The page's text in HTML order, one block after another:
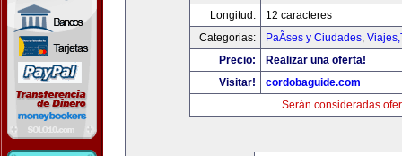
Longitud:
12 caracteres
Categorias:
PaÃ­ses y Ciudades,
Precio:
Realizar una oferta!
Visitar!
cordobaguide.com
Serán consideradas